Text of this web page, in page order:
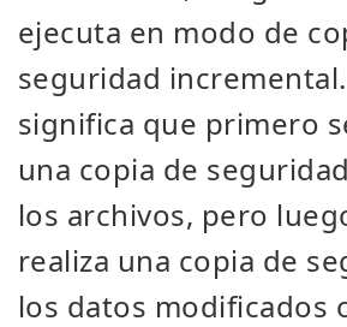
ejecuta en modo de
seguridad
significa que primero
una copia de
los archivos, pero
realiza una copia de
los datos modificados